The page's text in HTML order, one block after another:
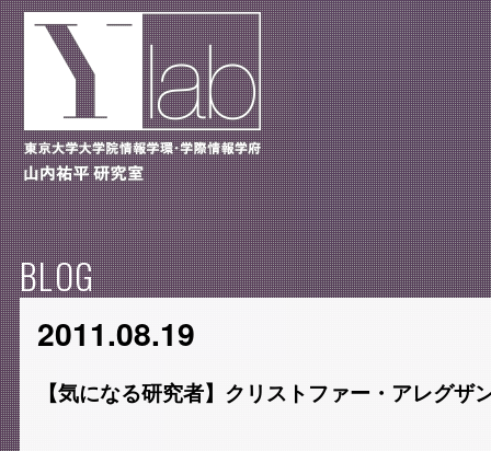
BLOG
2011.08.19
【気になる研究者】クリストファー・アレグザ